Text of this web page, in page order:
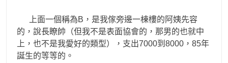
上面一個稱為B，是我傢旁邊一棟樓的阿姨先容
的，說長瞭帥（但我不是表面協會的，那男的也就中
上，也不是我愛好的類型），支出7000到8000，85年
誕生的等等的。